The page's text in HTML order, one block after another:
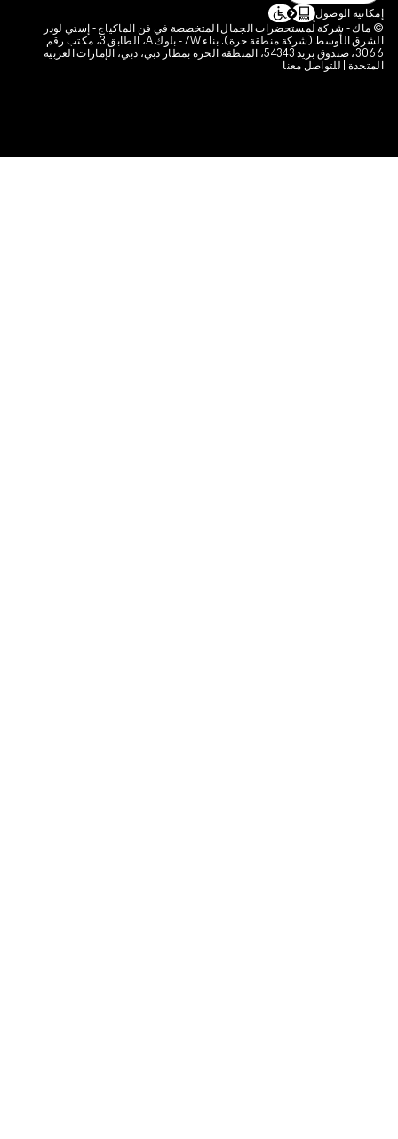
فن الماكياج - إستي لودر
الشرق الأوسط (شركة منطقة حرة). بناء 7W - بلوك A، الطابق 3، مكتب رقم
الحرة بمطار دبي، دبي، الإمارات العربية